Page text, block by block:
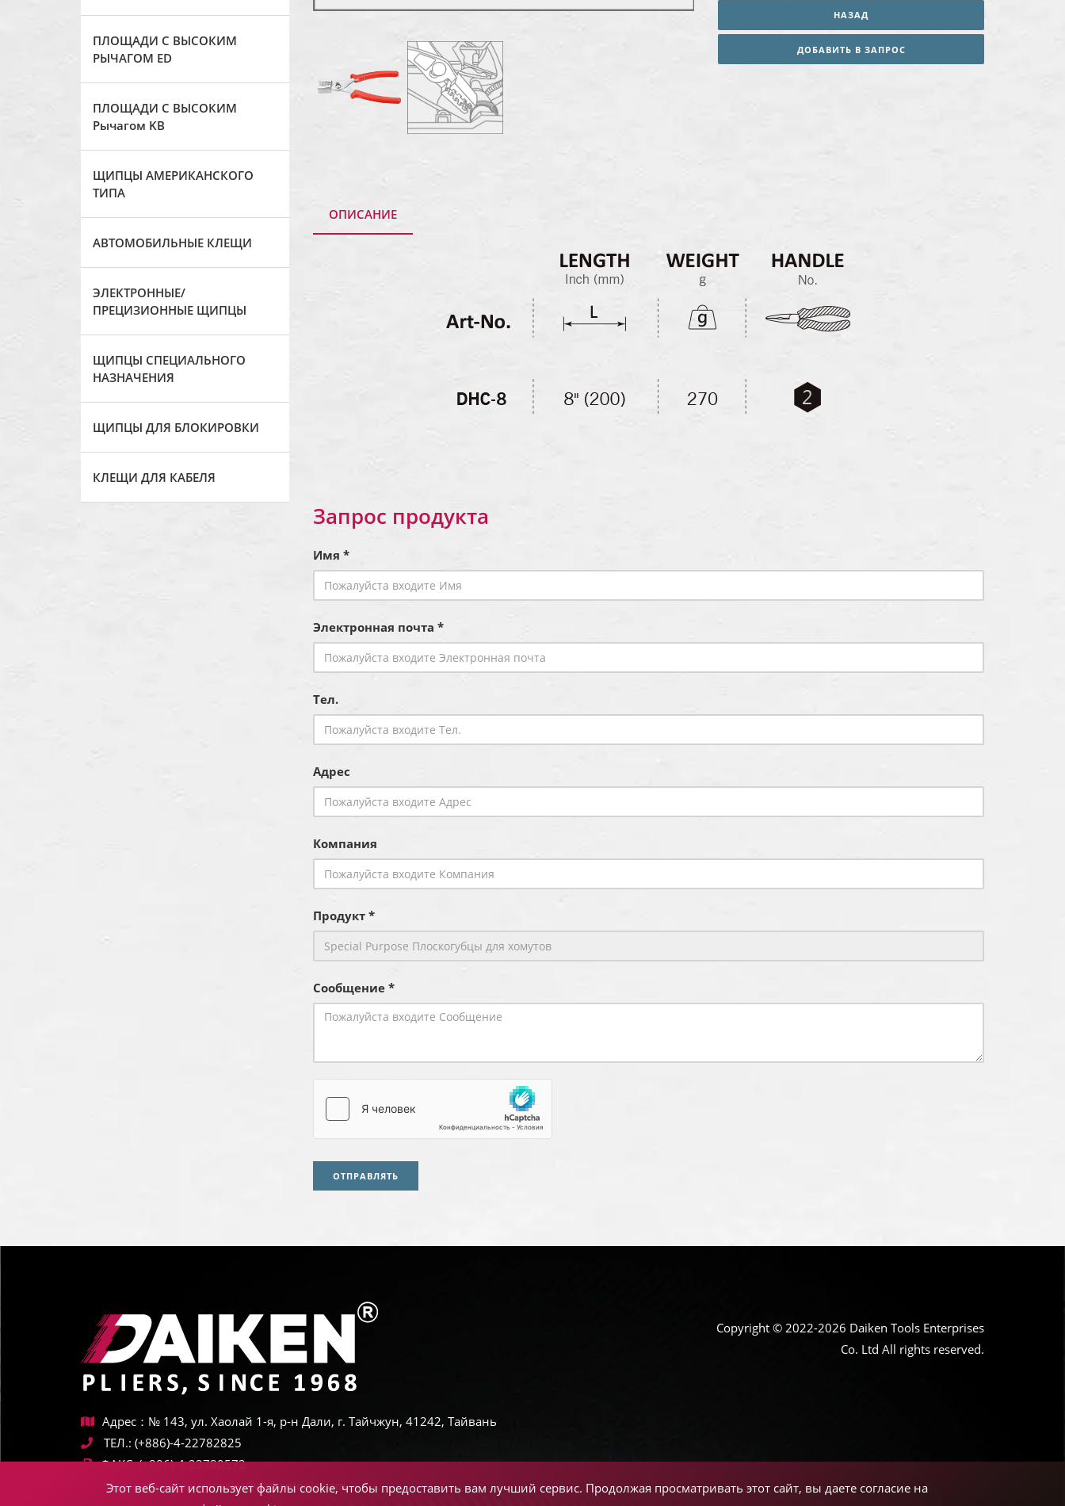
ПЛОЩАДИ С ВЫСОКИМ
РЫЧАГОМ ED
ПЛОЩАДИ С ВЫСОКИМ
Рычагом KB
ЩИПЦЫ АМЕРИКАНСКОГО
ТИПА
АВТОМОБИЛЬНЫЕ КЛЕЩИ
ЭЛЕКТРОННЫЕ/
ПРЕЦИЗИОННЫЕ ЩИПЦЫ
ЩИПЦЫ СПЕЦИАЛЬНОГО
НАЗНАЧЕНИЯ
ЩИПЦЫ ДЛЯ БЛОКИРОВКИ
КЛЕЩИ ДЛЯ КАБЕЛЯ
НАЗАД
ДОБАВИТЬ В ЗАПРОС
ОПИСАНИЕ
Запрос продукта
Имя *
Электронная почта *
Тел.
Адрес
Компания
Продукт *
Сообщение *
ОТПРАВЛЯТЬ
Адрес：№ 143, ул. Хаолай 1-я, р-н Дали, г. Тайчжун, 41242, Тайвань
ТЕЛ.: (+886)-4-22782825
ФАКС: (+886)-4-22780572
Электронная почта: sales@daikentools.com
Copyright © 2022-2026 Daiken Tools Enterprises
Co. Ltd All rights reserved.
Этот веб-сайт использует файлы cookie, чтобы предоставить вам лучший сервис. Продолжая просматривать этот сайт, вы даете согласие на